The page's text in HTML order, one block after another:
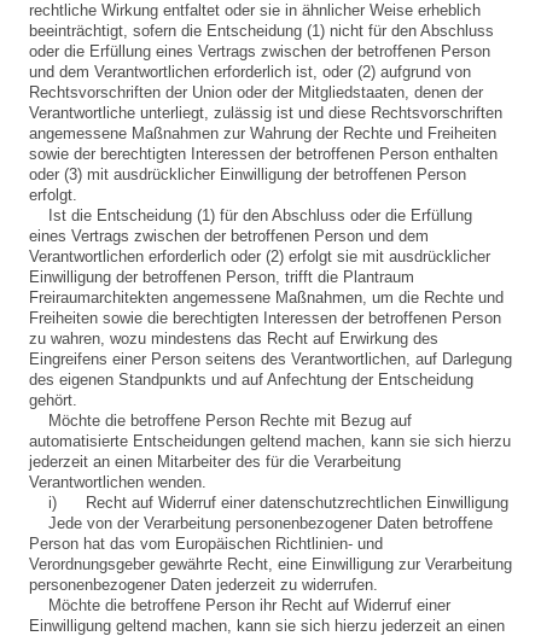
rechtliche Wirkung entfaltet oder sie in ähnlicher Weise erheblich
beeinträchtigt, sofern die Entscheidung (1) nicht für den Abschluss
oder die Erfüllung eines Vertrags zwischen der betroffenen Person
und dem Verantwortlichen erforderlich ist, oder (2) aufgrund von
Rechtsvorschriften der Union oder der Mitgliedstaaten, denen der
Verantwortliche unterliegt, zulässig ist und diese Rechtsvorschriften
angemessene Maßnahmen zur Wahrung der Rechte und Freiheiten
sowie der berechtigten Interessen der betroffenen Person enthalten
oder (3) mit ausdrücklicher Einwilligung der betroffenen Person
erfolgt.
Ist die Entscheidung (1) für den Abschluss oder die Erfüllung
eines Vertrags zwischen der betroffenen Person und dem
Verantwortlichen erforderlich oder (2) erfolgt sie mit ausdrücklicher
Einwilligung der betroffenen Person, trifft die Plantraum
Freiraumarchitekten angemessene Maßnahmen, um die Rechte und
Freiheiten sowie die berechtigten Interessen der betroffenen Person
zu wahren, wozu mindestens das Recht auf Erwirkung des
Eingreifens einer Person seitens des Verantwortlichen, auf Darlegung
des eigenen Standpunkts und auf Anfechtung der Entscheidung
gehört.
Möchte die betroffene Person Rechte mit Bezug auf
automatisierte Entscheidungen geltend machen, kann sie sich hierzu
jederzeit an einen Mitarbeiter des für die Verarbeitung
Verantwortlichen wenden.
i) Recht auf Widerruf einer datenschutzrechtlichen Einwilligung
Jede von der Verarbeitung personenbezogener Daten betroffene
Person hat das vom Europäischen Richtlinien- und
Verordnungsgeber gewährte Recht, eine Einwilligung zur Verarbeitung
personenbezogener Daten jederzeit zu widerrufen.
Möchte die betroffene Person ihr Recht auf Widerruf einer
Einwilligung geltend machen, kann sie sich hierzu jederzeit an einen